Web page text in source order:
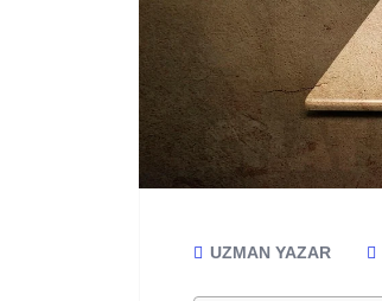
UZMAN YAZAR